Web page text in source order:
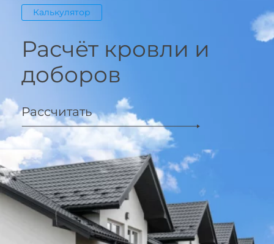
Калькулятор
Расчёт кровли и
доборов
Рассчитать